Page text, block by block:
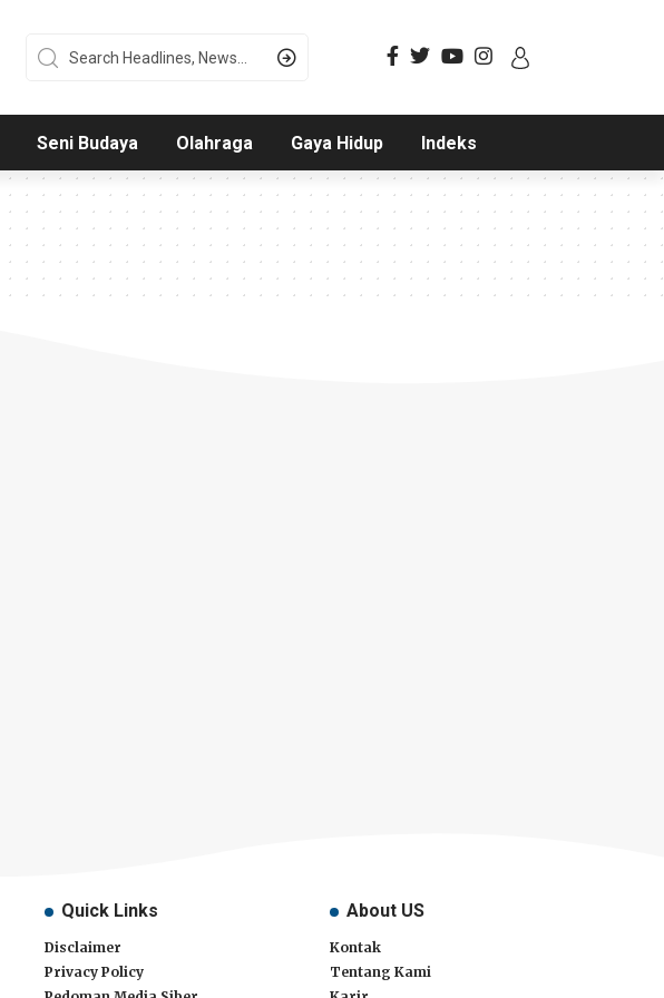
Seni Budaya Olahraga Gaya Hidup Indeks
Quick Links
Disclaimer
Privacy Policy
About US
Kontak
Tentang Kami